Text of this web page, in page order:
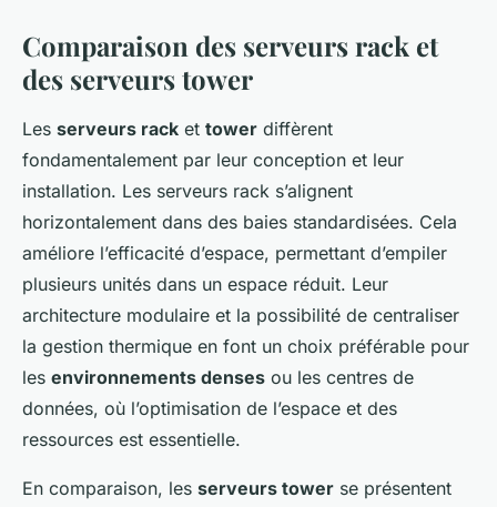
Comparaison des serveurs rack et
des serveurs tower
Les serveurs rack et tower diffèrent
fondamentalement par leur conception et leur
installation. Les serveurs rack s’alignent
horizontalement dans des baies standardisées. Cela
améliore l’efficacité d’espace, permettant d’empiler
plusieurs unités dans un espace réduit. Leur
architecture modulaire et la possibilité de centraliser
la gestion thermique en font un choix préférable pour
les environnements denses ou les centres de
données, où l’optimisation de l’espace et des
ressources est essentielle.
En comparaison, les serveurs tower se présentent